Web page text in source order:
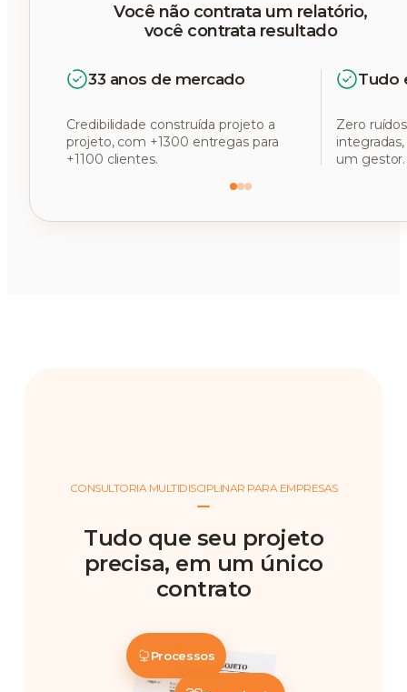
Você não contrata um relatório,
você contrata resultado
33 anos de mercado
Credibilidade construída projeto a
projeto, com +1300 entregas para
+1100 clientes.
Tudo
Zero
um gestor.
CONSULTORIA MULTIDISCIPLINAR PARA EMPRESAS
Tudo que seu projeto
precisa, em um único
contrato
Processos